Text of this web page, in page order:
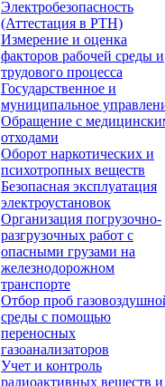
Электробезопасность
(Аттестация в РТН)
Измерение и оценка
факторов рабочей среды и
трудового процесса
Государственное и
муниципальное
Обращение с
отходами
Оборот наркотических и
психотропных веществ
Безопасная эксплуатация
электроустановок
Организация погрузочно-
разгрузочных работ с
опасными грузами на
железнодорожном
транспорте
Отбор проб
среды с помощью
переносных
газоанализаторов
Учет и контроль
радиоактивных веществ и